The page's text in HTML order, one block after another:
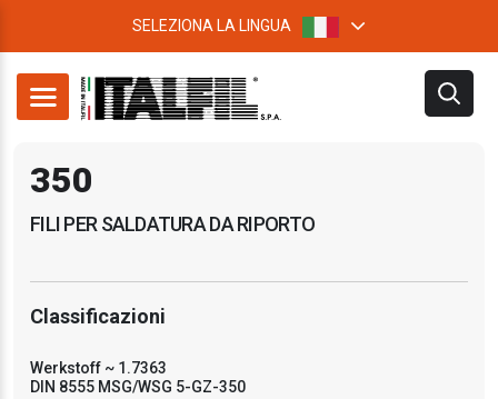
SELEZIONA LA LINGUA
350
FILI PER SALDATURA DA RIPORTO
Classificazioni
Werkstoff ~ 1.7363
DIN 8555 MSG/WSG 5-GZ-350